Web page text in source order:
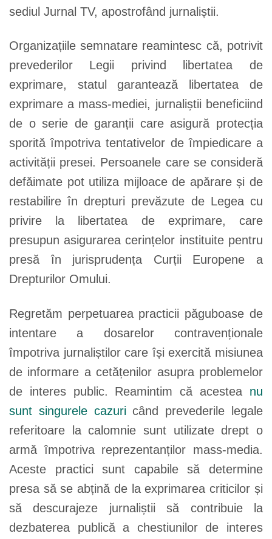
sediul Jurnal TV, apostrofând jurnaliștii.
Organizațiile semnatare reamintesc că, potrivit
prevederilor Legii privind libertatea de
exprimare, statul garantează libertatea de
exprimare a mass-mediei, jurnaliștii beneficiind
de o serie de garanții care asigură protecția
sporită împotriva tentativelor de împiedicare a
activității presei. Persoanele care se consideră
defăimate pot utiliza mijloace de apărare și de
restabilire în drepturi prevăzute de Legea cu
privire la libertatea de exprimare, care
presupun asigurarea cerințelor instituite pentru
presă în jurisprudența Curții Europene a
Drepturilor Omului.
Regretăm perpetuarea practicii păguboase de
intentare a dosarelor contravenționale
împotriva jurnaliștilor care își exercită misiunea
de informare a cetățenilor asupra problemelor
de interes public. Reamintim că acestea nu
sunt singurele cazuricând prevederile legale
referitoare la calomnie sunt utilizate drept o
armă împotriva reprezentanților mass-media.
Aceste practici sunt capabile să determine
presa să se abțină de la exprimarea criticilor și
să descurajeze jurnaliștii să contribuie la
dezbaterea publică a chestiunilor de interes